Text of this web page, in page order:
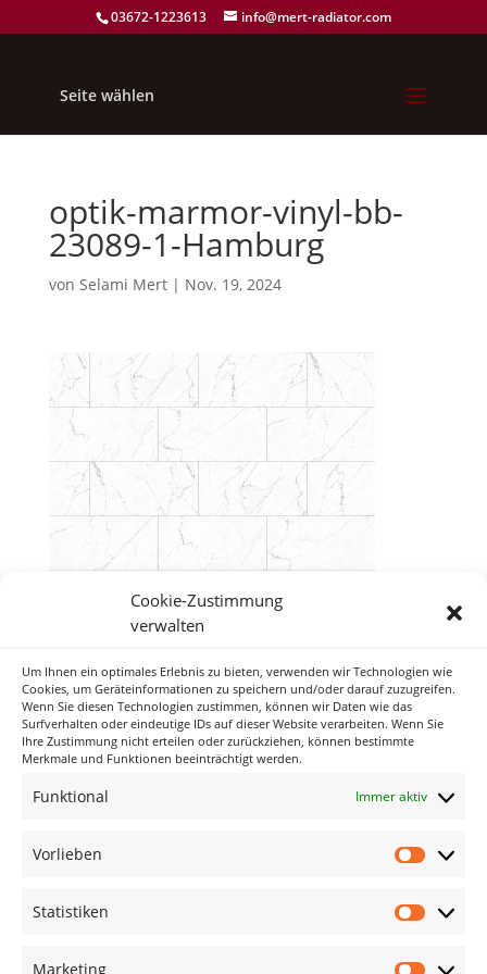
Cookie-Zustimmung
verwalten
Um Ihnen ein optimales Erlebnis zu bieten, verwenden wir Technologien wie
Cookies, um Geräteinformationen zu speichern und/oder darauf zuzugreifen.
Wenn Sie diesen Technologien zustimmen, können wir Daten wie das
Surfverhalten oder eindeutige IDs auf dieser Website verarbeiten. Wenn Sie
Ihre Zustimmung nicht erteilen oder zurückziehen, können bestimmte
Merkmale und Funktionen beeinträchtigt werden.
Funktional Immer aktiv
Vorlieben
Statistiken
Marketing
03672-1223613 info@mert-radiator.com
Seite wählen
optik-marmor-vinyl-bb-
23089-1-Hamburg
von Selami Mert| Nov. 19, 2024
Neueste Kommentare
Archiv
Keine Kategorien
Meta
Eintrags-Feed